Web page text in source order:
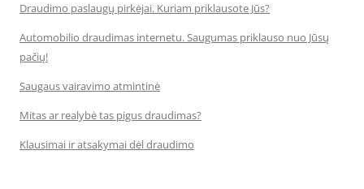
Draudimo paslaugų pirkėjai. Kuriam priklausote Jūs?
Automobilio draudimas internetu. Saugumas priklauso nuo Jūsų
pačių!
Saugaus vairavimo atmintinė
Mitas ar realybė tas pigus draudimas?
Klausimai ir atsakymai dėl draudimo